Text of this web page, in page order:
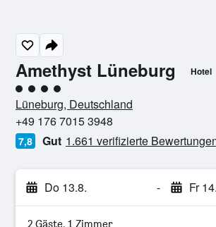
Amethyst Lüneburg Hotel
Bewertungskategorie 4
Lüneburg, Deutschland
+49 176 7015 3948
7,8 Gut 1.661 verifizierte
Do 13.8. - Fr
2 Gäste, 1 Zimmer